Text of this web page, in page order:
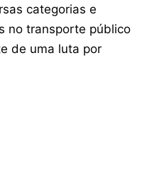
categorias e
no transporte público
de uma luta por